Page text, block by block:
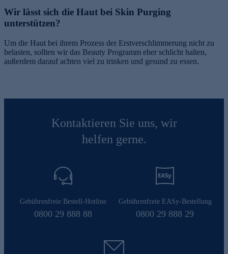
Wir lässt sich die Haut bei Skin Purging
unterstützen?
Um die Haut bei ihrem Prozess der Erstverschlimmerung nicht zu
belasten, sollten wir das Beauty Programm eher schlicht halten,
außerdem darauf achten viel zu trinken und gesund zu essen.
Kontaktieren Sie uns, wir
helfen gerne.
Gebührenfreie Bestell-Hotline
0800 29 888 88
Gebührenfreie EASy-Bestellung
0800 29 888 29